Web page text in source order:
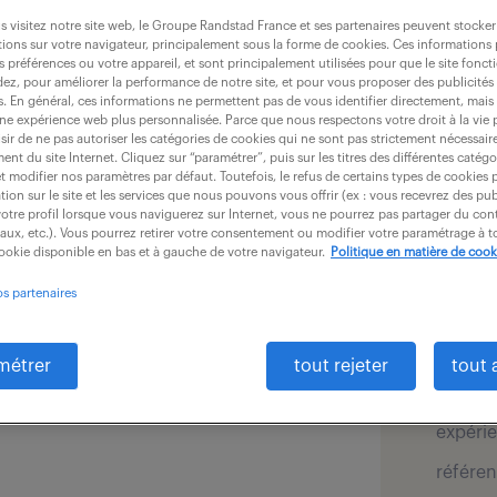
de gestion (F/H) pour ce
responsable de l'analyse et de
l'organisation
aux CFO et directeurs de
les écritures de cut-off
les obligations légales
offre
secteur
durée :
visitez notre site web, le Groupe Randstad France et ses partenaires peuvent
sur votre navigateur, principalement sous la forme de cookies. Ces informations
préférences ou votre appareil, et sont principalement utilisées pour que le site
pour améliorer la performance de notre site, et pour vous proposer des publicités
En général, ces informations ne permettent pas de vous identifier directement,
expérience web plus personnalisée. Parce que nous respectons votre droit à la vie
de ne pas autoriser les catégories de cookies qui ne sont pas strictement
du site Internet. Cliquez sur “paramétrer”, puis sur les titres des différentes
modifier nos paramètres par défaut. Toutefois, le refus de certains types de cookies
sur le site et les services que nous pouvons vous offrir (ex : vous recevrez des
profil lorsque vous naviguerez sur Internet, vous ne pourrez pas partager du
etc.). Vous pourrez retirer votre consentement ou modifier votre paramétrage à
disponible en bas et à gauche de votre navigateur.
Politique en matière de
partenaires
tout rejeter tout